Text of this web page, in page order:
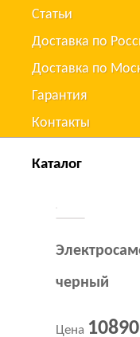
Статьи
Доставка по
Доставка по
Гарантия
Контакты
Каталог
черный
Цена